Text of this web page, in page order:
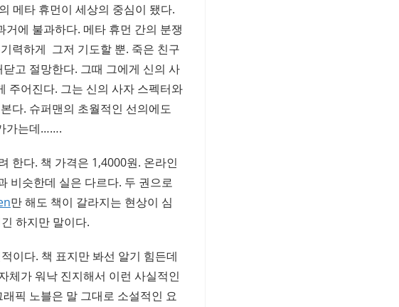
메타 휴먼이 세상의 중심이 됐다.
에 불과하다. 메타 휴먼 간의 분쟁
력하게 그저 기도할 뿐. 죽은 친구
고 절망한다. 그때 그에게 신의 사
주어진다. 그는 신의 사자 스펙터와
다. 슈퍼맨의 초월적인 선의에도
가는데…….
한다. 책 가격은 1,4000원. 온라인
비슷한데 실은 다르다. 두 권으로
만 해도 책이 갈라지는 현상이 심
하지만 말이다.
이다. 책 표지만 봐선 알기 힘든데
체가 워낙 진지해서 이런 사실적인
픽 노블은 말 그대로 소설적인 요